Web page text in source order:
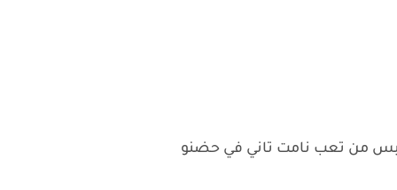
من تعب نامت تاني في حضنو